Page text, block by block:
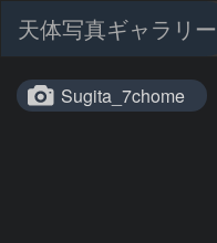
天体写真ギャラリー
Sugita_7chome